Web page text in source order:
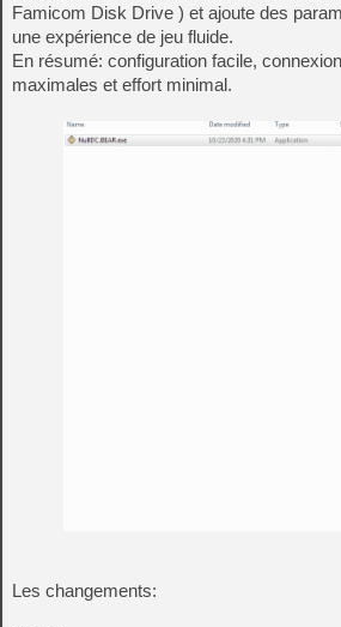
Famicom Disk Drive ) et ajoute des
une expérience de jeu fluide.
En résumé: configuration facile,
maximales et effort minimal.
Les changements: